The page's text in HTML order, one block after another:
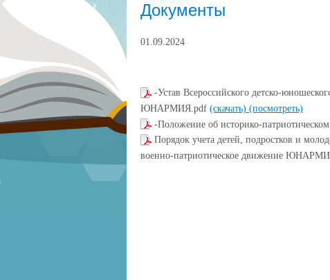
Документы
01.09.2024
-Устав Всероссийского детско-
ЮНАРМИЯ.pdf (скачать) (посмотреть)
-Положение об историко-
Порядок учета детей, подростков и
военно-патриотическое движение